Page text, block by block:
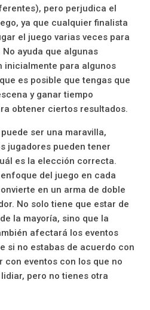
pero perjudica el
ya que cualquier finalista
el juego varias veces para
ayuda que algunas
inicialmente para algunos
es posible que tengas que
y ganar tiempo
obtener ciertos resultados.
ser una maravilla,
jugadores pueden tener
es la elección correcta.
del juego en cada
en un arma de doble
No solo tiene que estar de
la mayoría, sino que la
afectará los eventos
si no estabas de acuerdo con
con eventos con los que no
pero no tienes otra